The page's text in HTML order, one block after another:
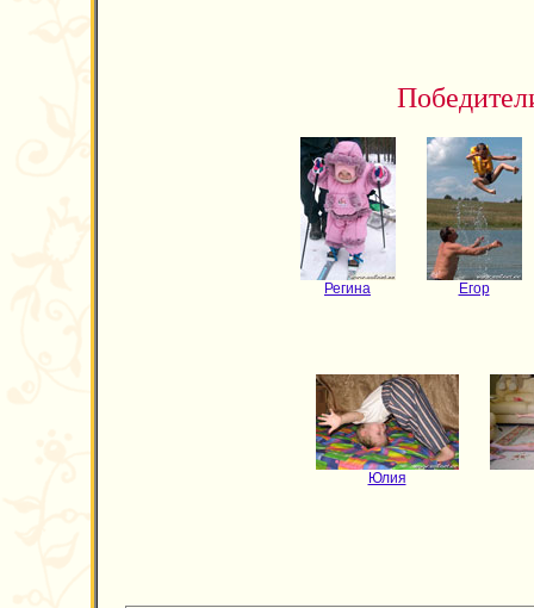
Регина Егор
Юлия